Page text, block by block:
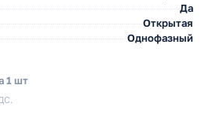
Да
Открытая
Однофазный
1 шт